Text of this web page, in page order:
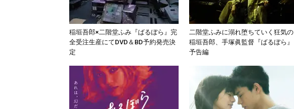
稲垣吾郎×二階堂ふみ『ばるぼら』完
全受注生産にてDVD＆BD予約発売決
定
二階堂ふみに溺れ堕ちていく狂気の
稲垣吾郎、手塚眞監督『ばるぼら』
予告編